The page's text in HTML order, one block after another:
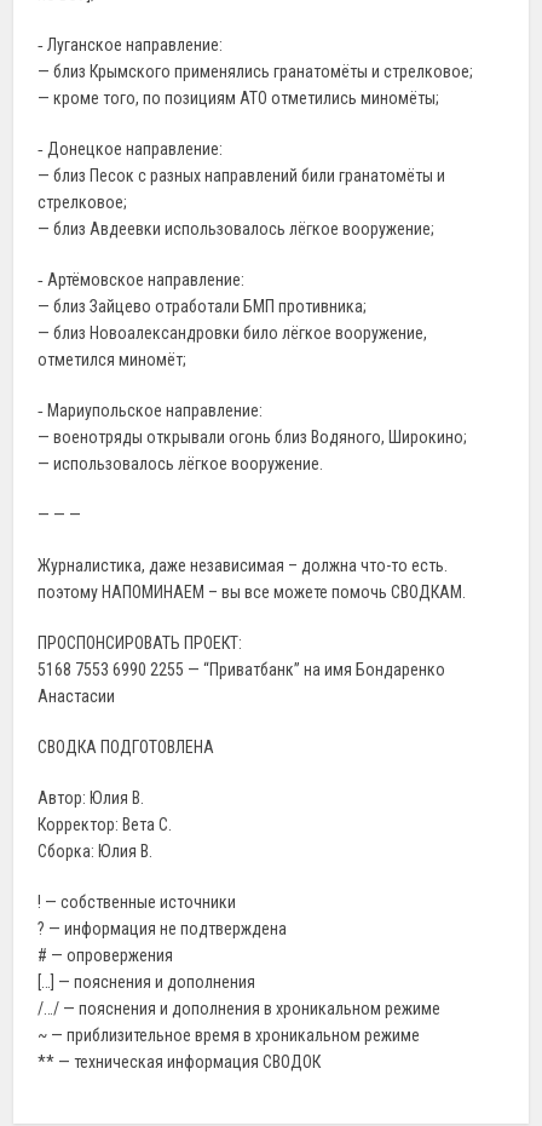
‐ Луганское направление:
— близ Крымского применялись гранатомёты и стрелковое;
— кроме того, по позициям АТО отметились миномёты;
‐ Донецкое направление:
— близ Песок c разных направлений били гранатомёты и
стрелковое;
— близ Авдеевки использовалось лёгкое вооружение;
‐ Артёмовское направление:
— близ Зайцево отработали БМП противника;
— близ Новоалександровки било лёгкое вооружение,
отметился миномёт;
‐ Мариупольское направление:
— военотряды открывали огонь близ Водяного, Широкино;
— использовалось лёгкое вооружение.
— — —
Журналистика, даже независимая – должна что-то есть.
поэтому НАПОМИНАЕМ – вы все можете помочь СВОДКАМ.
ПРОСПОНСИРОВАТЬ ПРОЕКТ:
5168 7553 6990 2255 — “Приватбанк” на имя Бондаренко
Анастасии
СВОДКА ПОДГОТОВЛЕНА
Автор: Юлия В.
Корректор: Вета С.
Сборка: Юлия В.
! — собственные источники
? — информация не подтверждена
# — опровержения
[…] — пояснения и дополнения
/…/ — пояснения и дополнения в хроникальном режиме
~ — приблизительное время в хроникальном режиме
** — техническая информация СВОДОК